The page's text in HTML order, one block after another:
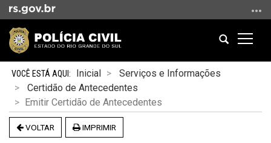
para
conteúdo
Ir
para
menu
para
Abrir
busca
Início
conteúdo
Inicial
Serviços e Informações
Certidão de Antecedentes
Emitir Certidão de Antecedentes
VOLTAR IMPRIMIR